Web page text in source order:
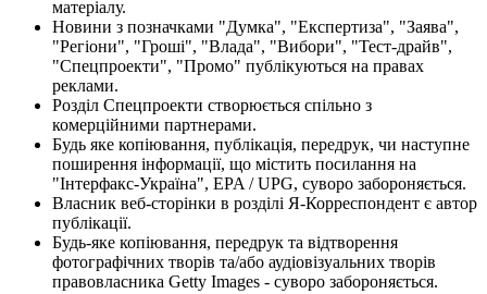
матеріалу.
Новини з позначками "Думка", "Експертиза", "Заява",
"Регіони", "Гроші", "Влада", "Вибори", "Тест-драйв",
"Спецпроекти", "Промо" публікуються на правах
реклами.
Розділ Спецпроекти створюється спільно з
комерційними партнерами.
Будь яке копіювання, публікація, передрук, чи наступне
поширення інформації, що містить посилання на
"Інтерфакс-Україна", EPA / UPG, суворо забороняється.
Власник веб-сторінки в розділі Я-Корреспондент є автор
публікації.
Будь-яке копіювання, передрук та відтворення
фотографічних творів та/або аудіовізуальних творів
правовласника Getty Images - суворо забороняється.